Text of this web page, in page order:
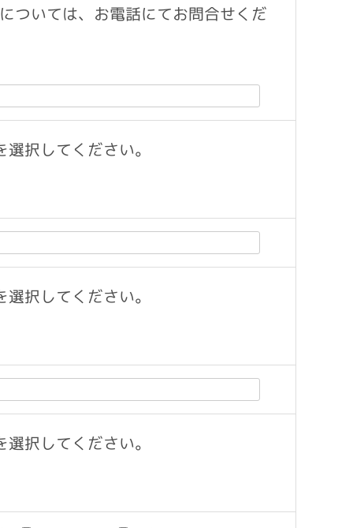
ついては、お電話にてお問合せくだ
択してください。
択してください。
択してください。